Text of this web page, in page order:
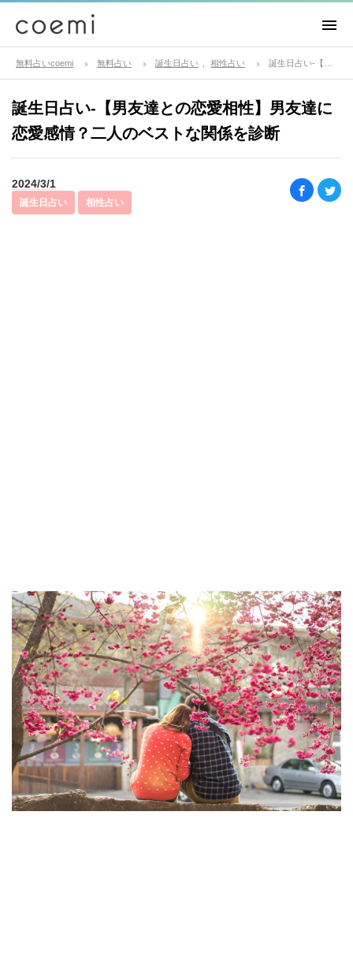
無料占いcoemi 無料占い 誕生日占い 相性占い
誕生日占い-【男友達との恋愛相性】男友達に
恋愛感情？二人のベストな関係を診断
2024/3/1
誕生日占い 相性占い